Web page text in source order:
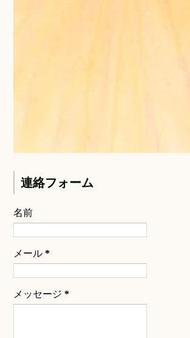
連絡フォーム
名前
メール*
メッセージ*